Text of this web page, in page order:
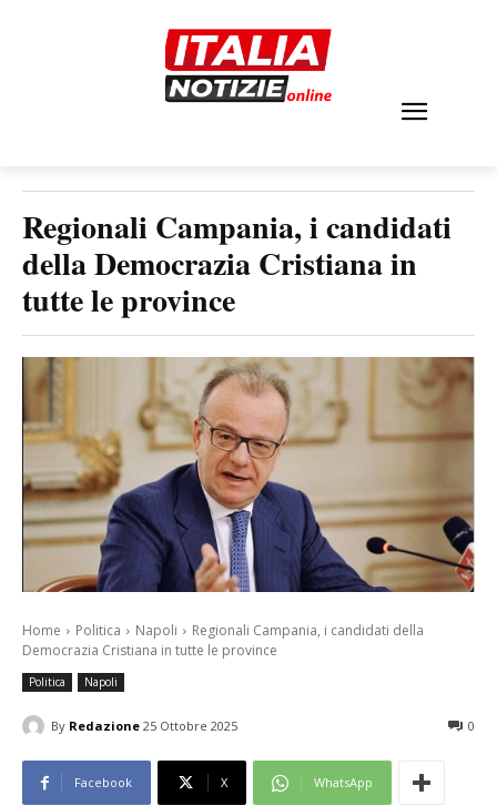
Regionali Campania, i candidati
della Democrazia Cristiana in
tutte le province
Home Politica Napoli
Regionali Campania, i candidati della
Democrazia Cristiana in tutte le province
Politica Napoli
By Redazione 25 Ottobre 2025 0
Facebook X WhatsApp